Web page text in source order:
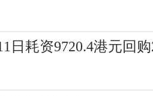
日耗资9720.4港元回